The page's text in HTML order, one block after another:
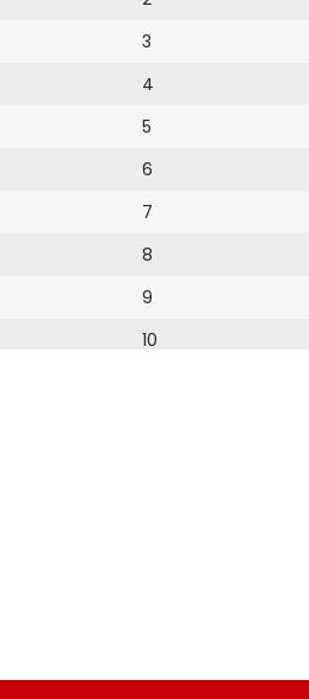
3
4
5
6
7
8
9
10
18